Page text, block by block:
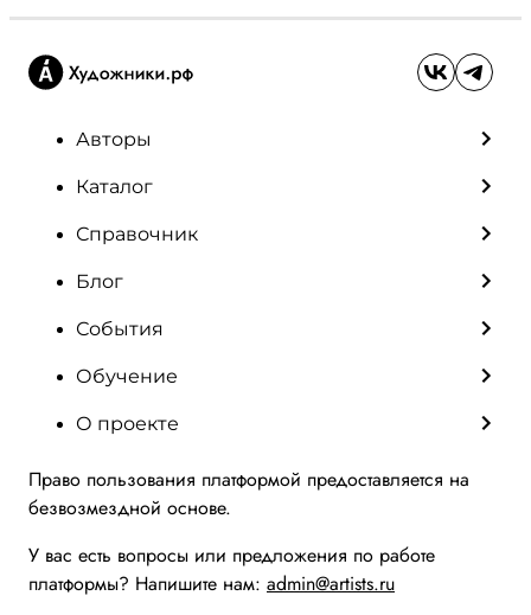
Авторы
Каталог
Справочник
Блог
События
Обучение
О проекте
Право пользования платформой предоставляется на
безвозмездной основе.
У вас есть вопросы или предложения по работе
платформы? Напишите нам: admin@artists.ru